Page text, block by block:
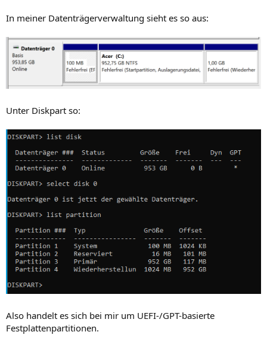
In meiner Datenträgerverwaltung sieht es so aus:
Unter Diskpart so:
Also handelt es sich bei mir um UEFI-/GPT-basierte
Festplattenpartitionen.